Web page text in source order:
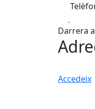
Darrera
Accedeix